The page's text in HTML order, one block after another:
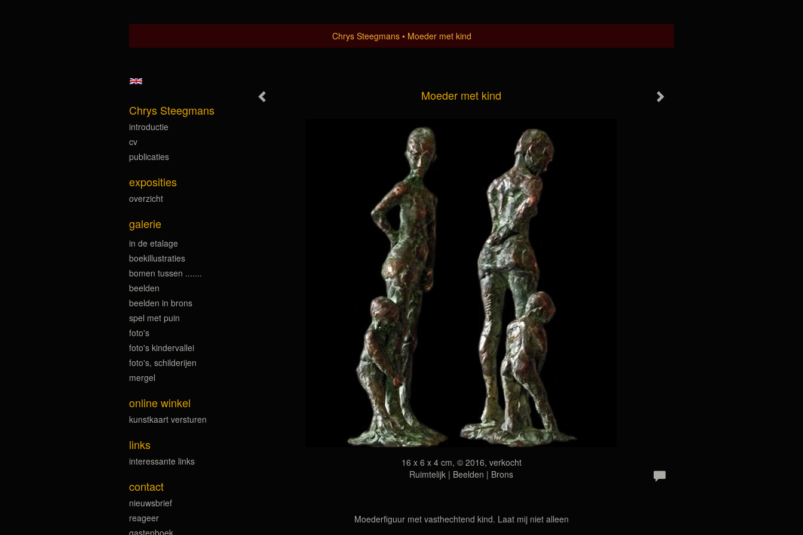
Chrys Steegmans Moeder met kind
Moeder met kind
16 x 6 x 4 cm, © 2016, verkocht
Ruimtelijk | Beelden | Brons
Moederfiguur met vasthechtend kind. Laat mij niet alleen
Chrys Steegmans
introductie
cv
publicaties
exposities
overzicht
galerie
in de etalage
boekillustraties
bomen tussen .......
beelden
beelden in brons
spel met puin
foto's
foto's kindervallei
foto's, schilderijen
mergel
online winkel
kunstkaart versturen
links
interessante links
contact
nieuwsbrief
reageer
gastenboek